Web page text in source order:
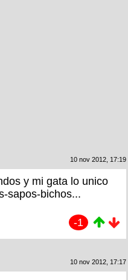
10 nov 2012, 17:19
y mi gata lo unico
sapos-bichos...
-1
10 nov 2012, 17:17